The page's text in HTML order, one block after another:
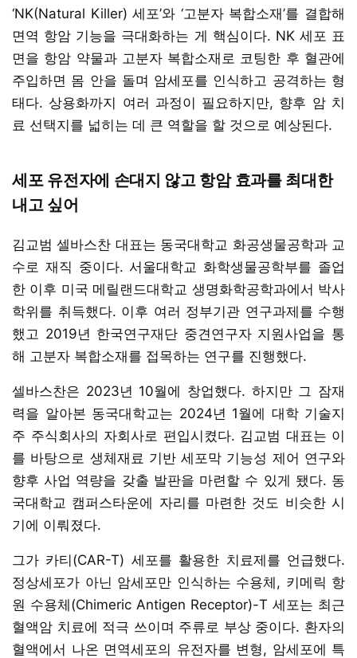
‘NK(Natural Killer) 세포’와 ‘고분자 복합소재’를 결합해
면역 항암 기능을 극대화하는 게 핵심이다. NK 세포 표
면을 항암 약물과 고분자 복합소재로 코팅한 후 혈관에
주입하면 몸 안을 돌며 암세포를 인식하고 공격하는 형
태다. 상용화까지 여러 과정이 필요하지만, 향후 암 치
료 선택지를 넓히는 데 큰 역할을 할 것으로 예상된다.
세포 유전자에 손대지 않고 항암 효과를 최대한
내고 싶어
김교범 셀바스찬 대표는 동국대학교 화공생물공학과 교
수로 재직 중이다. 서울대학교 화학생물공학부를 졸업
한 이후 미국 메릴랜드대학교 생명화학공학과에서 박사
학위를 취득했다. 이후 여러 정부기관 연구과제를 수행
했고 2019년 한국연구재단 중견연구자 지원사업을 통
해 고분자 복합소재를 접목하는 연구를 진행했다.
셀바스찬은 2023년 10월에 창업했다. 하지만 그 잠재
력을 알아본 동국대학교는 2024년 1월에 대학 기술지
주 주식회사의 자회사로 편입시켰다. 김교범 대표는 이
를 바탕으로 생체재료 기반 세포막 기능성 제어 연구와
향후 사업 역량을 갖출 발판을 마련할 수 있게 됐다. 동
국대학교 캠퍼스타운에 자리를 마련한 것도 비슷한 시
기에 이뤄졌다.
그가 카티(CAR-T) 세포를 활용한 치료제를 언급했다.
정상세포가 아닌 암세포만 인식하는 수용체, 키메릭 항
원 수용체(Chimeric Antigen Receptor)-T 세포는 최근
혈액암 치료에 적극 쓰이며 주류로 부상 중이다. 환자의
혈액에서 나온 면역세포의 유전자를 변형, 암세포에 특